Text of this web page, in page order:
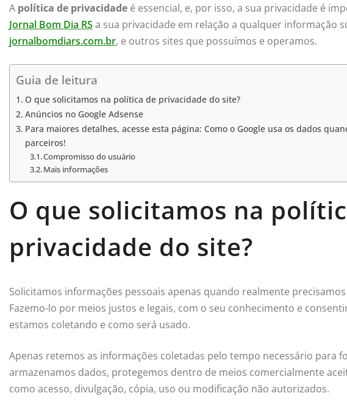
A política de privacidade é essencial, e, por isso, a sua privacidade é
Jornal Bom Dia RS a sua privacidade em relação a qualquer informação
jornalbomdiars.com.br, e outros sites que possuímos e operamos.
Guia de leitura
O que solicitamos na política de privacidade do site?
Anúncios no Google Adsense
Para maiores detalhes, acesse esta página: Como o Google usa os dados
parceiros!
Compromisso do usuário
Mais informações
O que solicitamos na
privacidade do site?
Solicitamos informações pessoais apenas quando realmente
Fazemo-lo por meios justos e legais, com o seu conhecimento e
estamos coletando e como será usado.
Apenas retemos as informações coletadas pelo tempo necessário para
armazenamos dados, protegemos dentro de meios comercialmente
como acesso, divulgação, cópia, uso ou modificação não autorizados.